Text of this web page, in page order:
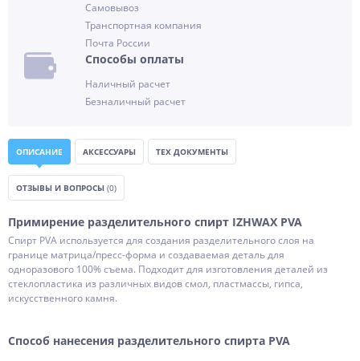
Самовывоз
Транспортная компания
Почта России
Способы оплаты
Наличный расчет
Безналичный расчет
ОПИСАНИЕ АКСЕССУАРЫ ТЕХ ДОКУМЕНТЫ
ОТЗЫВЫ И ВОПРОСЫ (0)
Примирение разделительного спирт IZHWAX PVA
Спирт PVA используется для создания разделительного слоя на
границе матрица/пресс-форма и создаваемая деталь для
одноразового 100% съема. Подходит для изготовления деталей из
стеклопластика из различных видов смол, пластмассы, гипса,
искусственного камня.
Способ нанесения разделительного спирта PVA